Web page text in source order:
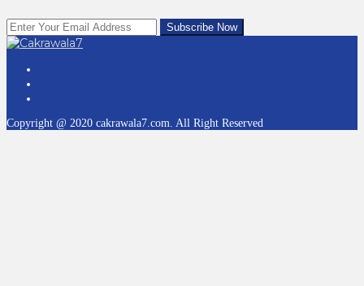
Copyright @ 2020 cakrawala7.com. All Right Reserved